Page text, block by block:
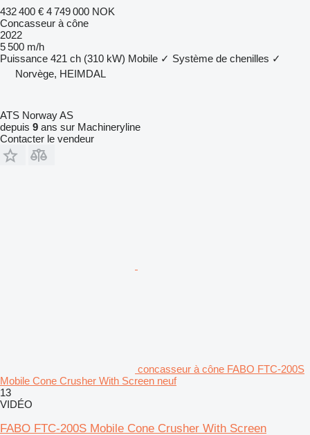
432 400 € 4 749 000 NOK
Concasseur à cône
2022
5 500 m/h
Puissance 421 ch (310 kW) Mobile ✓ Système de chenilles ✓
Norvège, HEIMDAL
ATS Norway AS
depuis 9 ans sur Machineryline
Contacter le vendeur
concasseur à cône FABO FTC-200S
Mobile Cone Crusher With Screen neuf
13
VIDÉO
FABO FTC-200S Mobile Cone Crusher With Screen